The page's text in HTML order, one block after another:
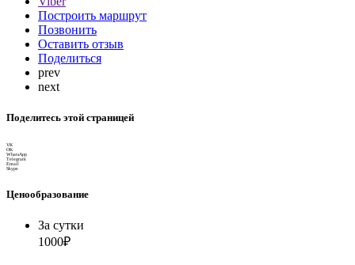
Построить маршрут
Позвонить
Оставить отзыв
Поделиться
prev
next
Поделитесь этой страницей
VK
OK
WhatsApp
Telegram
Email
Skype
Ценообразование
За сутки
1000₽